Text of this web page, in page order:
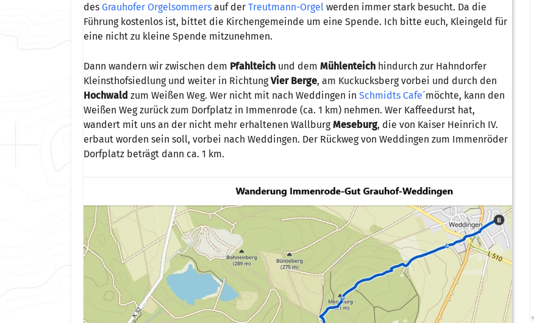
des Grauhofer Orgelsommers auf der Treutmann-Orgel werden immer stark besucht. Da die
Führung kostenlos ist, bittet die Kirchengemeinde um eine Spende. Ich bitte euch, Kleingeld für
eine nicht zu kleine Spende mitzunehmen.
Dann wandern wir zwischen dem Pfahlteich und dem Mühlenteich hindurch zur Hahndorfer
Kleinsthofsiedlung und weiter in RichtungVier Berge, am Kuckucksberg vorbei und durch den
Hochwald zum Weißen Weg. Wer nicht mit nach Weddingen in Schmidts Cafe´möchte, kann den
Weißen Weg zurück zum Dorfplatz in Immenrode (ca. 1 km) nehmen. Wer Kaffeedurst hat,
wandert mit uns an der nicht mehr erhaltenen WallburgMeseburg, die von Kaiser Heinrich IV.
erbaut worden sein soll, vorbei nach Weddingen. Der Rückweg von Weddingen zum Immenröder
Dorfplatz beträgt dann ca. 1 km.